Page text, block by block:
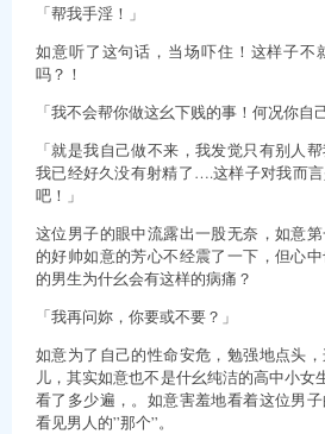
「帮我手淫！」
如意听了这句话，当场吓住！这样子不
吗？！
「我不会帮你做这幺下贱的事！何况你自
「就是我自己做不来，我发觉只有别人
我已经好久没有射精了….这样子对我而
吧！」
这位男子的眼中流露出一股无奈，如意
的好帅如意的芳心不经震了一下，但心
的男生为什幺会有这样的病痛？
「我再问妳，你要或不要？」
如意为了自己的性命安危，勉强地点头
儿，其实如意也不是什幺纯洁的高中小女
看了多少遍，。如意害羞地看着这位男
看见男人的”那个”。